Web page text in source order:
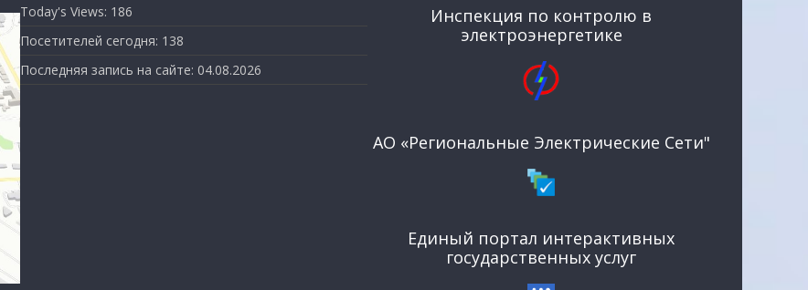
Today's Views: 186
Посетителей сегодня: 138
Последняя запись на сайте: 04.08.2026
Инспекция по контролю в
электроэнергетике
АО «Региональные Электрические Сети"
Единый портал интерактивных
государственных услуг